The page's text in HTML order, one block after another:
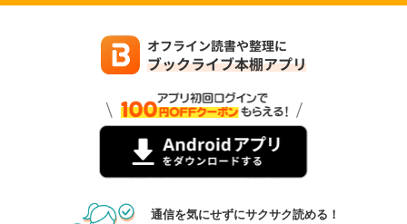
通信を気にせずにサクサク読める！